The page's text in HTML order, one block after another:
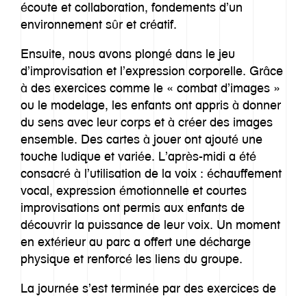
écoute et collaboration, fondements d’un
environnement sûr et créatif.
Ensuite, nous avons plongé dans le jeu
d’improvisation et l’expression corporelle. Grâce
à des exercices comme le « combat d’images »
ou le modelage, les enfants ont appris à donner
du sens avec leur corps et à créer des images
ensemble. Des cartes à jouer ont ajouté une
touche ludique et variée. L’après-midi a été
consacré à l’utilisation de la voix : échauffement
vocal, expression émotionnelle et courtes
improvisations ont permis aux enfants de
découvrir la puissance de leur voix. Un moment
en extérieur au parc a offert une décharge
physique et renforcé les liens du groupe.
La journée s’est terminée par des exercices de